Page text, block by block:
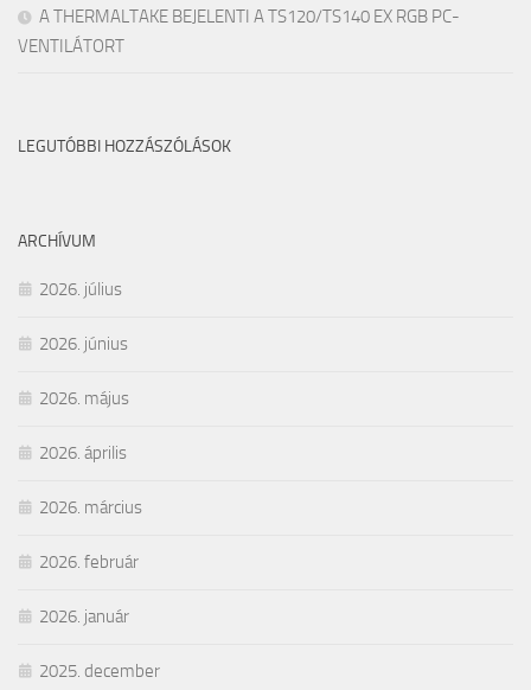
A THERMALTAKE BEJELENTI A TS120/TS140 EX RGB PC-
VENTILÁTORT
LEGUTÓBBI HOZZÁSZÓLÁSOK
ARCHÍVUM
2026. július
2026. június
2026. május
2026. április
2026. március
2026. február
2026. január
2025. december